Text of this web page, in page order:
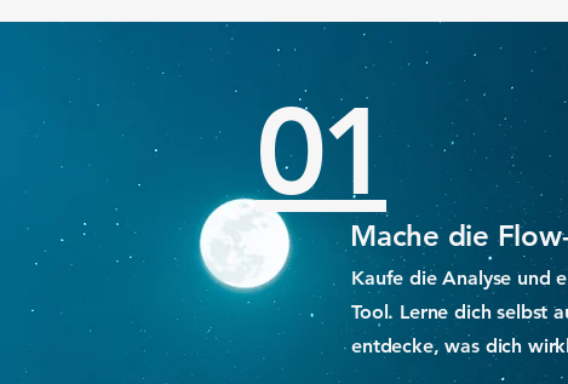
01
Mache die
Kaufe die Analyse und
Tool. Lerne dich selbst
entdecke, was dich